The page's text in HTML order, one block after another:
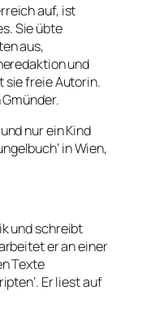
auf, ist
Sie übte
aus,
und
sie freie Autorin.
nur ein Kind
in Wien,
und schreibt
er an einer
Texte
Er liest auf